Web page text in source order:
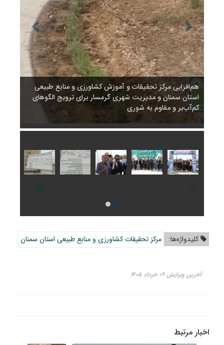
هم‌افزایی مرکز تحقیقات و آموزش کشاورزی و منابع طبیعی
استان سمنان و مدیریت شهری گرمسار برای ترویج الگوهای
کم‌آب‌بر و مقاوم به شوری
کلیدواژه‌ها: مرکز تحقیقات کشاورزی و منابع طبیعی استان سمنان
آخرین ویرایش ۰۹ خرداد ۱۴۰۵
اخبار مرتبط